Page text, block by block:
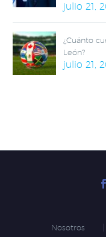
julio 21,
¿Cuánto
León?
julio 21,
Nosotros